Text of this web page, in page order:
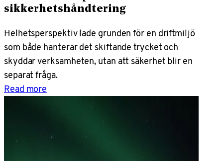
sikkerhetshåndtering
Helhetsperspektiv lade grunden för en driftmiljö
som både hanterar det skiftande trycket och
skyddar verksamheten, utan att säkerhet blir en
separat fråga.
Read more